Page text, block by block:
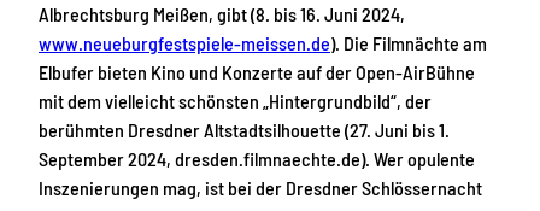
Albrechtsburg Meißen, gibt (8. bis 16. Juni 2024,
www.neueburgfestspiele-meissen.de). Die Filmnächte am
Elbufer bieten Kino und Konzerte auf der Open-AirBühne
mit dem vielleicht schönsten „Hintergrundbild“, der
berühmten Dresdner Altstadtsilhouette (27. Juni bis 1.
September 2024, dresden.filmnaechte.de). Wer opulente
Inszenierungen mag, ist bei der Dresdner Schlössernacht